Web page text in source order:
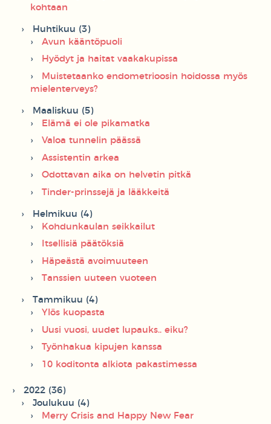
kohtaan
Huhtikuu (3)
Avun kääntöpuoli
Hyödyt ja haitat vaakakupissa
Muistetaanko endometrioosin hoidossa myös
mielenterveys?
Maaliskuu (5)
Elämä ei ole pikamatka
Valoa tunnelin päässä
Assistentin arkea
Odottavan aika on helvetin pitkä
Tinder-prinssejä ja lääkkeitä
Helmikuu (4)
Kohdunkaulan seikkailut
Itsellisiä päätöksiä
Häpeästä avoimuuteen
Tanssien uuteen vuoteen
Tammikuu (4)
Ylös kuopasta
Uusi vuosi, uudet lupauks.. eiku?
Työnhakua kipujen kanssa
10 koditonta alkiota pakastimessa
2022 (36)
Joulukuu (4)
Merry Crisis and Happy New Fear